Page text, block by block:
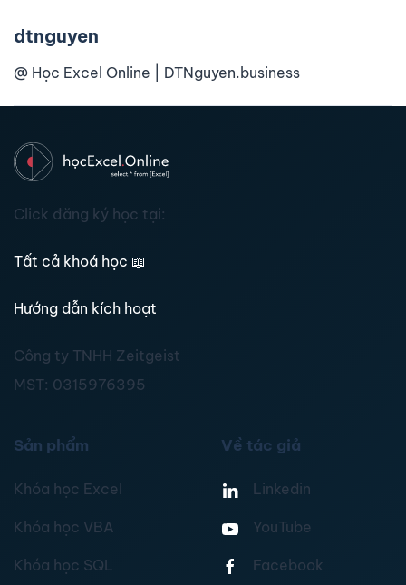
dtnguyen
@ Học Excel Online | DTNguyen.business
Click đăng ký học tại:
Tất cả khoá học 📖
Hướng dẫn kích hoạt
Công ty TNHH Zeitgeist
MST: 0315976395
Sản phẩm
Khóa học Excel
Khóa học VBA
Khóa học SQL
Về tác giả
Linkedin
YouTube
Facebook